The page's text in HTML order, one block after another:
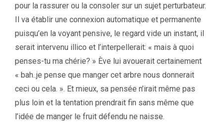
pour la rassurer ou la consoler sur un sujet perturbateur.
Il va établir une connexion automatique et permanente
puisqu’en la voyant pensive, le regard vide un instant, il
serait intervenu illico et l’interpellerait: « mais à quoi
penses-tu ma chérie? » Ève lui avouerait certainement
« bah..je pense que manger cet arbre nous donnerait
ceci ou cela. ». Et mieux, sa pensée n’irait même pas
plus loin et la tentation prendrait fin sans même que
l’idée de manger le fruit défendu ne naisse.